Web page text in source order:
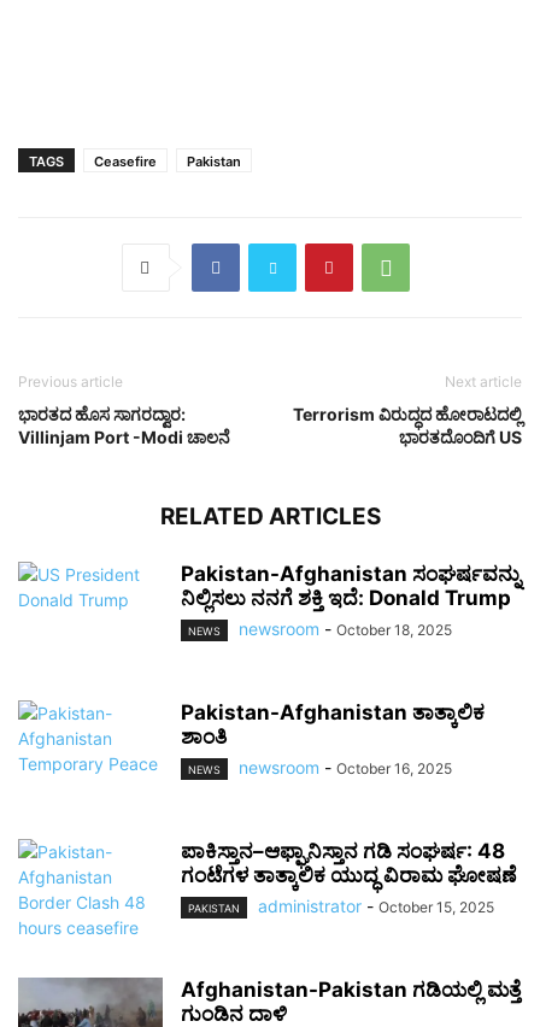
TAGS Ceasefire Pakistan
Previous article
ಭಾರತದ ಹೊಸ ಸಾಗರದ್ವಾರ:
Villinjam Port -Modi ಚಾಲನೆ
Next article
Terrorism ವಿರುದ್ಧದ ಹೋರಾಟದಲ್ಲಿ
ಭಾರತದೊಂದಿಗೆ US
RELATED ARTICLES
Pakistan-Afghanistan ಸಂಘರ್ಷವನ್ನು
ನಿಲ್ಲಿಸಲು ನನಗೆ ಶಕ್ತಿ ಇದೆ: Donald Trump
NEWS newsroom - October 18, 2025
Pakistan-Afghanistan ತಾತ್ಕಾಲಿಕ
ಶಾಂತಿ
NEWS newsroom - October 16, 2025
ಪಾಕಿಸ್ತಾನ–ಆಫ್ಘಾನಿಸ್ತಾನ ಗಡಿ ಸಂಘರ್ಷ: 48
ಗಂಟೆಗಳ ತಾತ್ಕಾಲಿಕ ಯುದ್ಧ ವಿರಾಮ ಘೋಷಣೆ
PAKISTAN administrator - October 15, 2025
Afghanistan-Pakistan ಗಡಿಯಲ್ಲಿ ಮತ್ತೆ
ಗುಂಡಿನ ದಾಳಿ